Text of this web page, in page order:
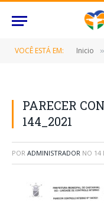
VOCÊ ESTÁ EM: Inicio »
PARECER
144_2021
POR ADMINISTRADOR NO 14